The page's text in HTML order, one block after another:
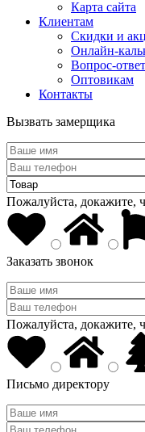
Карта сайта
Клиентам
Скидки и
Онлайн-
Вопрос-ответ
Оптовикам
Контакты
Вызвать замерщика
Пожалуйста, докажите,
Заказать звонок
Пожалуйста, докажите,
Письмо директору